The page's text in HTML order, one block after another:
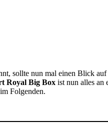
sollte nun mal einen Blick
Royal Big Box ist nun alles an
Folgenden.